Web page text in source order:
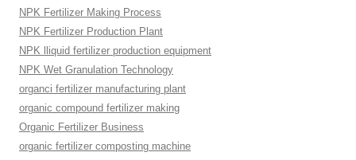
NPK Fertilizer Making Process
NPK Fertilizer Production Plant
NPK lliquid fertilizer production equipment
NPK Wet Granulation Technology
organci fertilizer manufacturing plant
organic compound fertilizer making
Organic Fertilizer Business
organic fertilizer composting machine